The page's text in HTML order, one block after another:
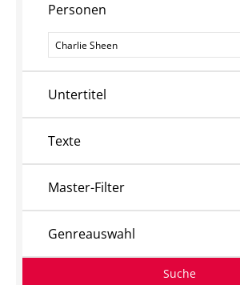
Personen
Personen
Untertitel
Texte
Master-Filter
Genreauswahl
Suche